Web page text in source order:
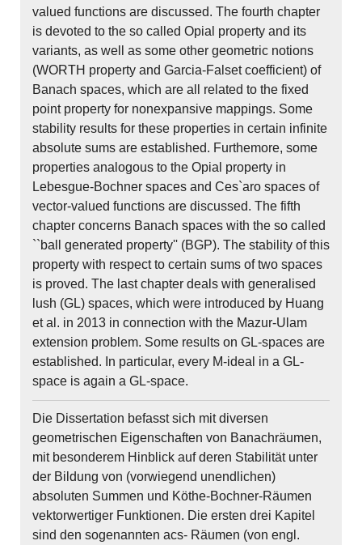
valued functions are discussed. The fourth chapter
is devoted to the so called Opial property and its
variants, as well as some other geometric notions
(WORTH property and Garcia-Falset coefficient) of
Banach spaces, which are all related to the fixed
point property for nonexpansive mappings. Some
stability results for these properties in certain infinite
absolute sums are established. Furthemore, some
properties analogous to the Opial property in
Lebesgue-Bochner spaces and Ces`aro spaces of
vector-valued functions are discussed. The fifth
chapter concerns Banach spaces with the so called
``ball generated property'' (BGP). The stability of this
property with respect to certain sums of two spaces
is proved. The last chapter deals with generalised
lush (GL) spaces, which were introduced by Huang
et al. in 2013 in connection with the Mazur-Ulam
extension problem. Some results on GL-spaces are
established. In particular, every M-ideal in a GL-
space is again a GL-space.
Die Dissertation befasst sich mit diversen
geometrischen Eigenschaften von Banachräumen,
mit besonderem Hinblick auf deren Stabilität unter
der Bildung von (vorwiegend unendlichen)
absoluten Summen und Köthe-Bochner-Räumen
vektorwertiger Funktionen. Die ersten drei Kapitel
sind den sogenannten acs- Räumen (von engl.